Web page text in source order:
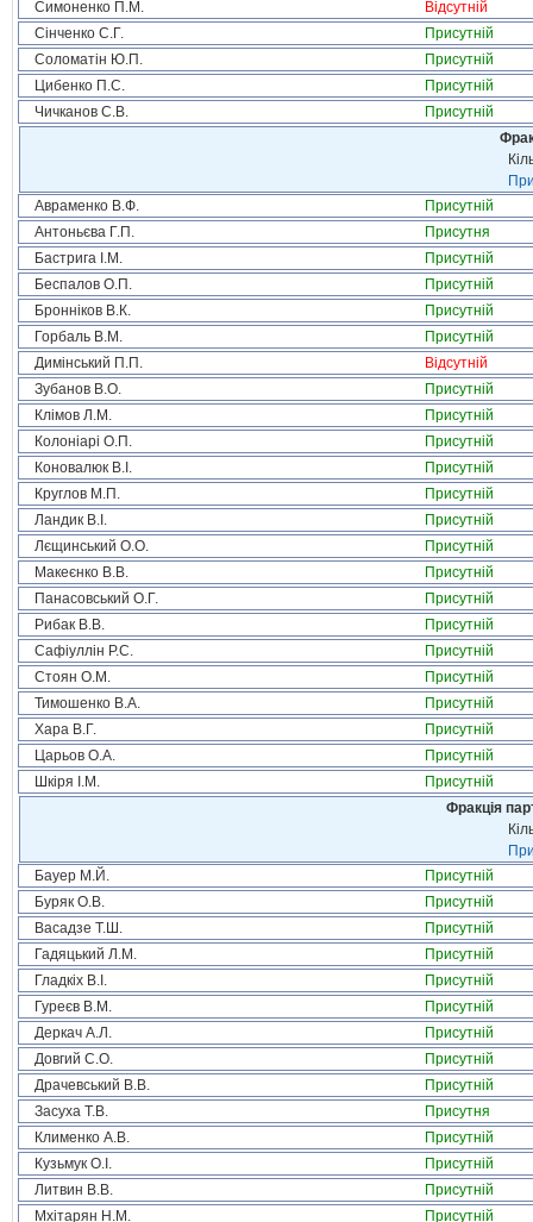
Симоненко П.М.
Відсутній
Сінченко С.Г.
Присутній
Соломатін Ю.П.
Присутній
Цибенко П.С.
Присутній
Чичканов С.В.
Присутній
Авраменко В.Ф.
Присутній
Антоньєва Г.П.
Присутня
Бастрига І.М.
Присутній
Беспалов О.П.
Присутній
Бронніков В.К.
Присутній
Горбаль В.М.
Присутній
Димінський П.П.
Відсутній
Зубанов В.О.
Присутній
Клімов Л.М.
Присутній
Колоніарі О.П.
Присутній
Коновалюк В.І.
Присутній
Круглов М.П.
Присутній
Ландик В.І.
Присутній
Лєщинський О.О.
Присутній
Макеєнко В.В.
Присутній
Панасовський О.Г.
Присутній
Рибак В.В.
Присутній
Сафіуллін Р.С.
Присутній
Стоян О.М.
Присутній
Тимошенко В.А.
Присутній
Хара В.Г.
Присутній
Царьов О.А.
Присутній
Шкіря І.М.
Присутній
Фракція
Бауер М.Й.
Присутній
Буряк О.В.
Присутній
Васадзе Т.Ш.
Присутній
Гадяцький Л.М.
Присутній
Гладкіх В.І.
Присутній
Гуреєв В.М.
Присутній
Деркач А.Л.
Присутній
Довгий С.О.
Присутній
Драчевський В.В.
Присутній
Засуха Т.В.
Присутня
Клименко А.В.
Присутній
Кузьмук О.І.
Присутній
Литвин В.В.
Присутній
Мхітарян Н.М.
Присутній